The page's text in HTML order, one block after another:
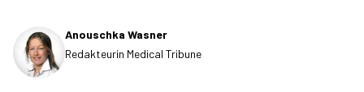
Anouschka Wasner
Redakteurin Medical Tribune